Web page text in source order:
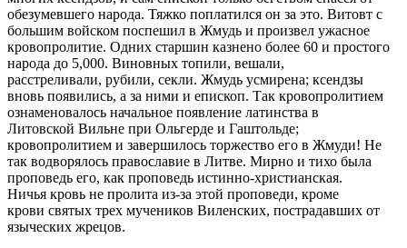
обезумевшего народа. Тяжко поплатился он за это. Витовт с
большим войском поспешил в Жмудь и произвел ужасное
кровопролитие. Одних старшин казнено более 60 и простого
народа до 5,000. Виновных топили, вешали,
расстреливали, рубили, секли. Жмудь усмирена; ксендзы
вновь появились, а за ними и епископ. Так кровопролитием
ознаменовалось начальное появление латинства в
Литовской Вильне при Ольгерде и Гаштольде;
кровопролитием и завершилось торжество его в Жмуди! Не
так водворялось православие в Литве. Мирно и тихо была
проповедь его, как проповедь истинно-христианская.
Ничья кровь не пролита из-за этой проповеди, кроме
крови святых трех мучеников Виленских, пострадавших от
языческих жрецов.